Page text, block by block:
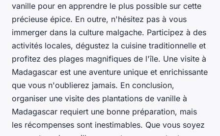
vanille pour en apprendre le plus possible sur cette
précieuse épice. En outre, n'hésitez pas à vous
immerger dans la culture malgache. Participez à des
activités locales, dégustez la cuisine traditionnelle et
profitez des plages magnifiques de l'île. Une visite à
Madagascar est une aventure unique et enrichissante
que vous n'oublierez jamais. En conclusion,
organiser une visite des plantations de vanille à
Madagascar requiert une bonne préparation, mais
les récompenses sont inestimables. Que vous soyez